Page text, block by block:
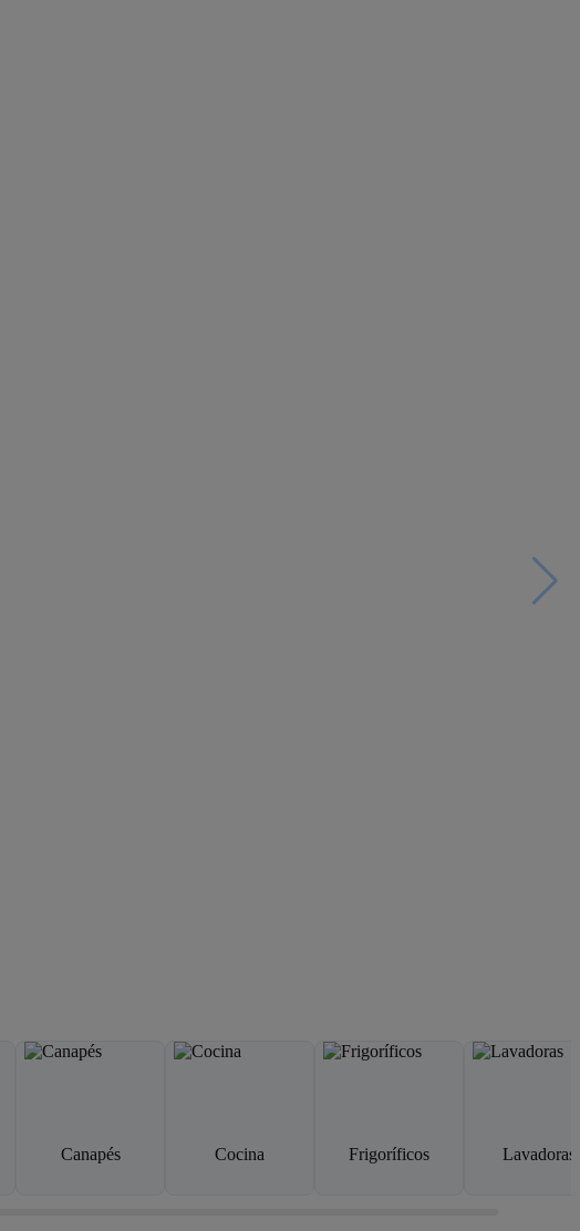
Canapés Cocina Frigoríficos Lavadoras